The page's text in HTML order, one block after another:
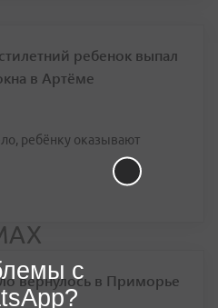
ребенок выпал
в Артёме
ребёнку оказывают
вернулось в Приморье
с